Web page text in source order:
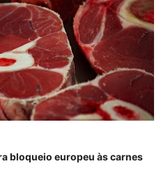
bloqueio europeu às carnes